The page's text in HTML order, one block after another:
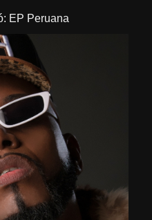
EP Peruana